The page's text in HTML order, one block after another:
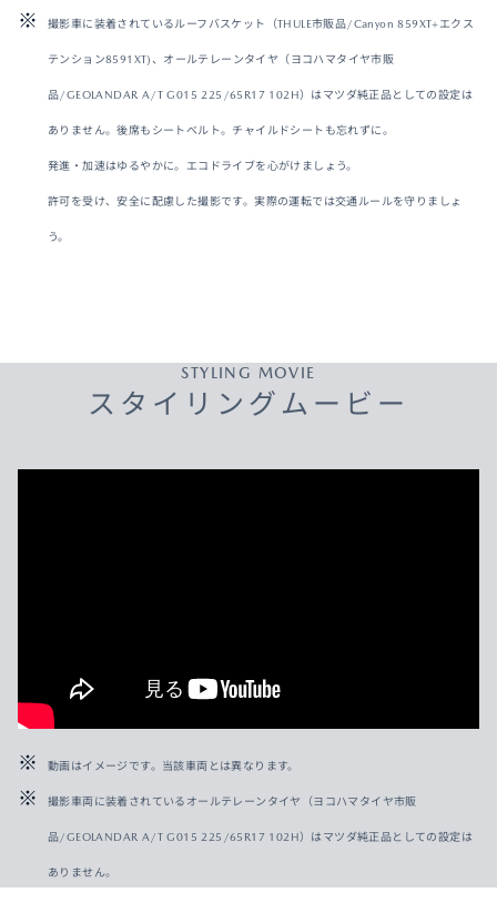
撮影車に装着されているルーフバスケット（THULE市販品/Canyon 859XT+エクス
テンション8591XT)、オールテレーンタイヤ（ヨコハマタイヤ市販
品/GEOLANDAR A/T G015 225/65R17 102H）はマツダ純正品としての設定は
ありません。後席もシートベルト。チャイルドシートも忘れずに。
発進・加速はゆるやかに。エコドライブを心がけましょう。
許可を受け、安全に配慮した撮影です。実際の運転では交通ルールを守りましょ
う。
STYLING MOVIE
スタイリングムービー
動画はイメージです。当該車両とは異なります。
撮影車両に装着されているオールテレーンタイヤ（ヨコハマタイヤ市販
品/GEOLANDAR A/T G015 225/65R17 102H）はマツダ純正品としての設定は
ありません。